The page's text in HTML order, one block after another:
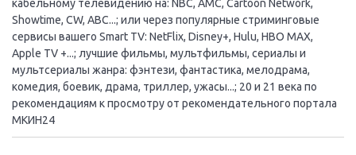
кабельному телевидению на: NBC, AMC, Cartoon Network,
Showtime, CW, ABC...; или через популярные стриминговые
сервисы вашего Smart TV: NetFlix, Disney+, Hulu, HBO MAX,
Apple TV +...; лучшие фильмы, мультфильмы, сериалы и
мультсериалы жанра: фэнтези, фантастика, мелодрама,
комедия, боевик, драма, триллер, ужасы...; 20 и 21 века по
рекомендациям к просмотру от рекомендательного портала
МКИН24